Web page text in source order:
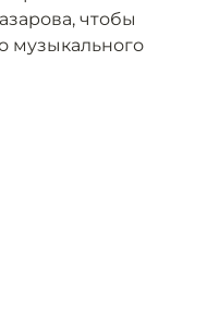
чтобы
музыкального